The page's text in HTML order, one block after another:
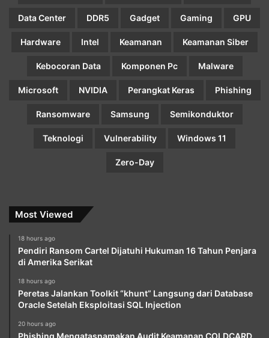
Data Center DDR5 Gadget Gaming GPU
Hardware Intel Keamanan Keamanan Siber
Kebocoran Data Komponen Pc Malware
Microsoft NVIDIA Perangkat Keras Phishing
Ransomware Samsung Semikonduktor
Teknologi Vulnerability Windows 11
Zero-Day
Most Viewed
18 hours ago
Pendiri Ransom Cartel Dijatuhi Hukuman 16 Tahun Penjara
di Amerika Serikat
18 hours ago
Peretas Jalankan Toolkit “khunt” Langsung dari Database
Oracle Setelah Eksploitasi SQL Injection
20 hours ago